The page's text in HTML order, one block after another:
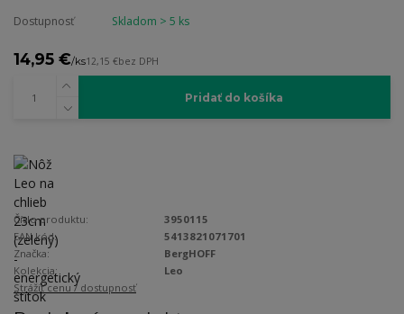
Dostupnosť Skladom > 5 ks
14,95 €/ks12,15 €bez DPH
Pridať do košíka
Číslo produktu:
3950115
EAN kód:
5413821071701
Značka:
BergHOFF
Kolekcia:
Leo
Strážiť cenu / dostupnosť